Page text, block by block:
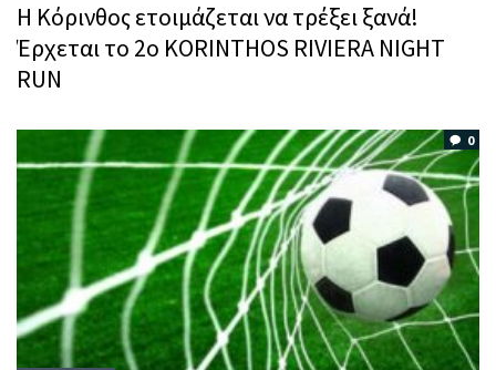
Η Κόρινθος ετοιμάζεται να τρέξει ξανά!
Έρχεται το 2ο KORINTHOS RIVIERA NIGHT
RUN
0